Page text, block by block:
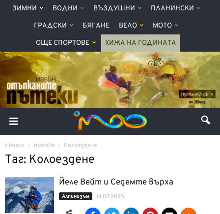
ЗИМНИ ВОДНИ ВЪЗДУШНИ ПЛАНИНСКИ
ГРАДСКИ БЯГАНЕ ВЕЛО МОТО
ОЩЕ СПОРТОВЕ ХИЖА НА ГОДИНАТА
Начало тагове Колоездене
Таг: Колоездене
Йеле Вейт и Седемте върха
Алпинизъм 14.02.2025